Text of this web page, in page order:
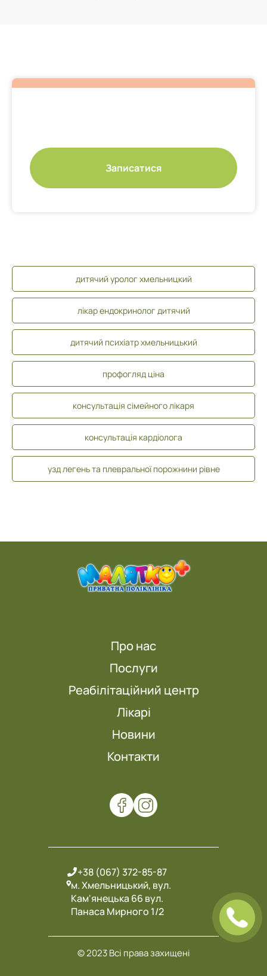
Записатися
дитячий уролог хмельницкий
лікар ендокринолог дитячий
дитячий психіатр хмельницький
профогляд ціна
консультація сімейного лікаря
консультація кардіолога
узд легень та плевральної порожнини рівне
Про нас
Послуги
Реабілітаційний центр
Лікарі
Новини
Контакти
+38 (067) 372-85-87
м. Хмельницький, вул.
Кам'янецька 66 вул.
Панаса Мирного 1/2
© 2023 Всі права захищені